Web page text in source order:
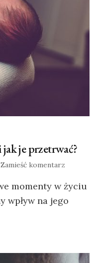
je przetrwać?
Zamieść komentarz
momenty w życiu
wpływ na jego